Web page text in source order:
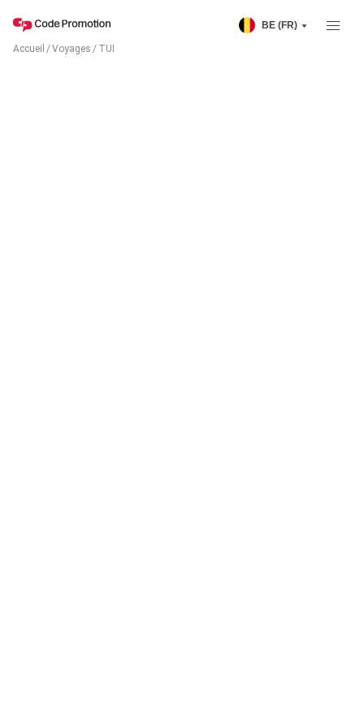
BE (FR)
Accueil /Voyages / TUI